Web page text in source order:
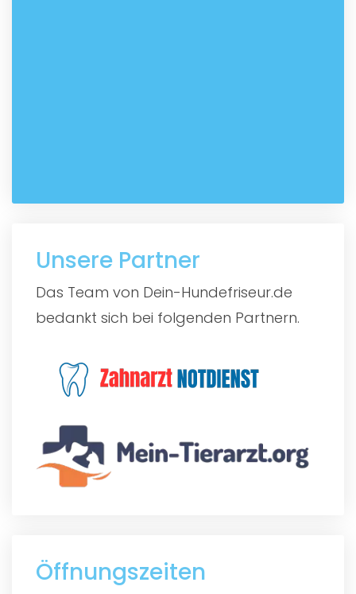
Unsere Partner
Das Team von Dein-Hundefriseur.de
bedankt sich bei folgenden Partnern.
Öffnungszeiten